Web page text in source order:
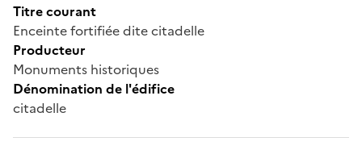
Titre courant
Enceinte fortifiée dite citadelle
Producteur
Monuments historiques
Dénomination de l'édifice
citadelle